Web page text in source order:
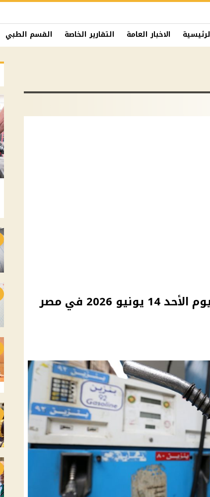
الاخبار العامة التقارير الخاصة القسم الطبي
أسعار البنزين والسولار اليوم الأحد 14 يونيو 2026 في مصر